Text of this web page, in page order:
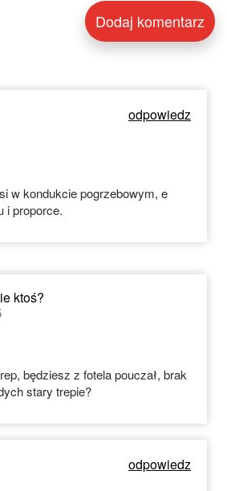
odpowiedz
w kondukcie pogrzebowym, e
i proporce.
ktoś?
będziesz z fotela pouczał, brak
stary trepie?
odpowiedz